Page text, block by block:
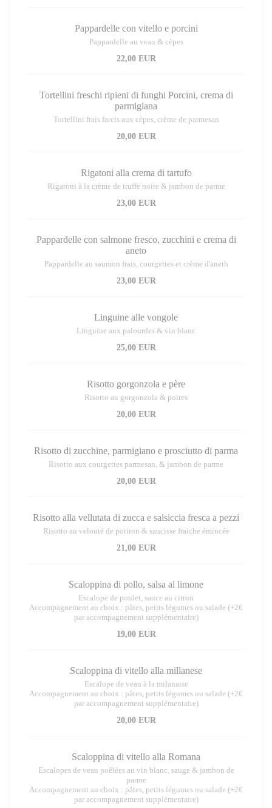
Pappardelle con vitello e porcini
Pappardelle au veau & cèpes
22,00 EUR
Tortellini freschi ripieni di funghi Porcini, crema di
parmigiana
Tortellini frais farcis aux cèpes, crème de parmesan
20,00 EUR
Rigatoni alla crema di tartufo
Rigatoni à la crème de truffe noire & jambon de parme
23,00 EUR
Pappardelle con salmone fresco, zucchini e crema di
aneto
Pappardelle au saumon frais, courgettes et crème d'aneth
23,00 EUR
Linguine alle vongole
Linguine aux palourdes & vin blanc
25,00 EUR
Risotto gorgonzola e père
Risotto au gorgonzola & poires
20,00 EUR
Risotto di zucchine, parmigiano e prosciutto di parma
Risotto aux courgettes parmesan, & jambon de parme
20,00 EUR
Risotto alla vellutata di zucca e salsiccia fresca a pezzi
Risotto au velouté de potiron & saucisse fraiche émincée
21,00 EUR
Scaloppina di pollo, salsa al limone
Escalope de poulet, sauce au citron
Accompagnement au choix : pâtes, petits légumes ou salade (+2€
par accompagnement supplémentaire)
19,00 EUR
Scaloppina di vitello alla millanese
Escalope de veau à la milanaise
Accompagnement au choix : pâtes, petits légumes ou salade (+2€
par accompagnement supplémentaire)
20,00 EUR
Scaloppina di vitello alla Romana
Escalopes de veau poêlées au vin blanc, sauge & jambon de
parme
Accompagnement au choix : pâtes, petits légumes ou salade (+2€
par accompagnement supplémentaire)